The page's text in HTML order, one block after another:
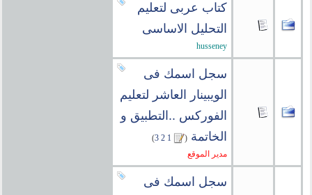
كتاب عربى لتعليم
التحليل الاساسى
husseney
سجل اسمك فى
الويبينار العاشر لتعليم
الفوركس ..التطبيق و
الخاتمة ‏
(
1
2
3
)
مدير الموقع
سجل اسمك فى